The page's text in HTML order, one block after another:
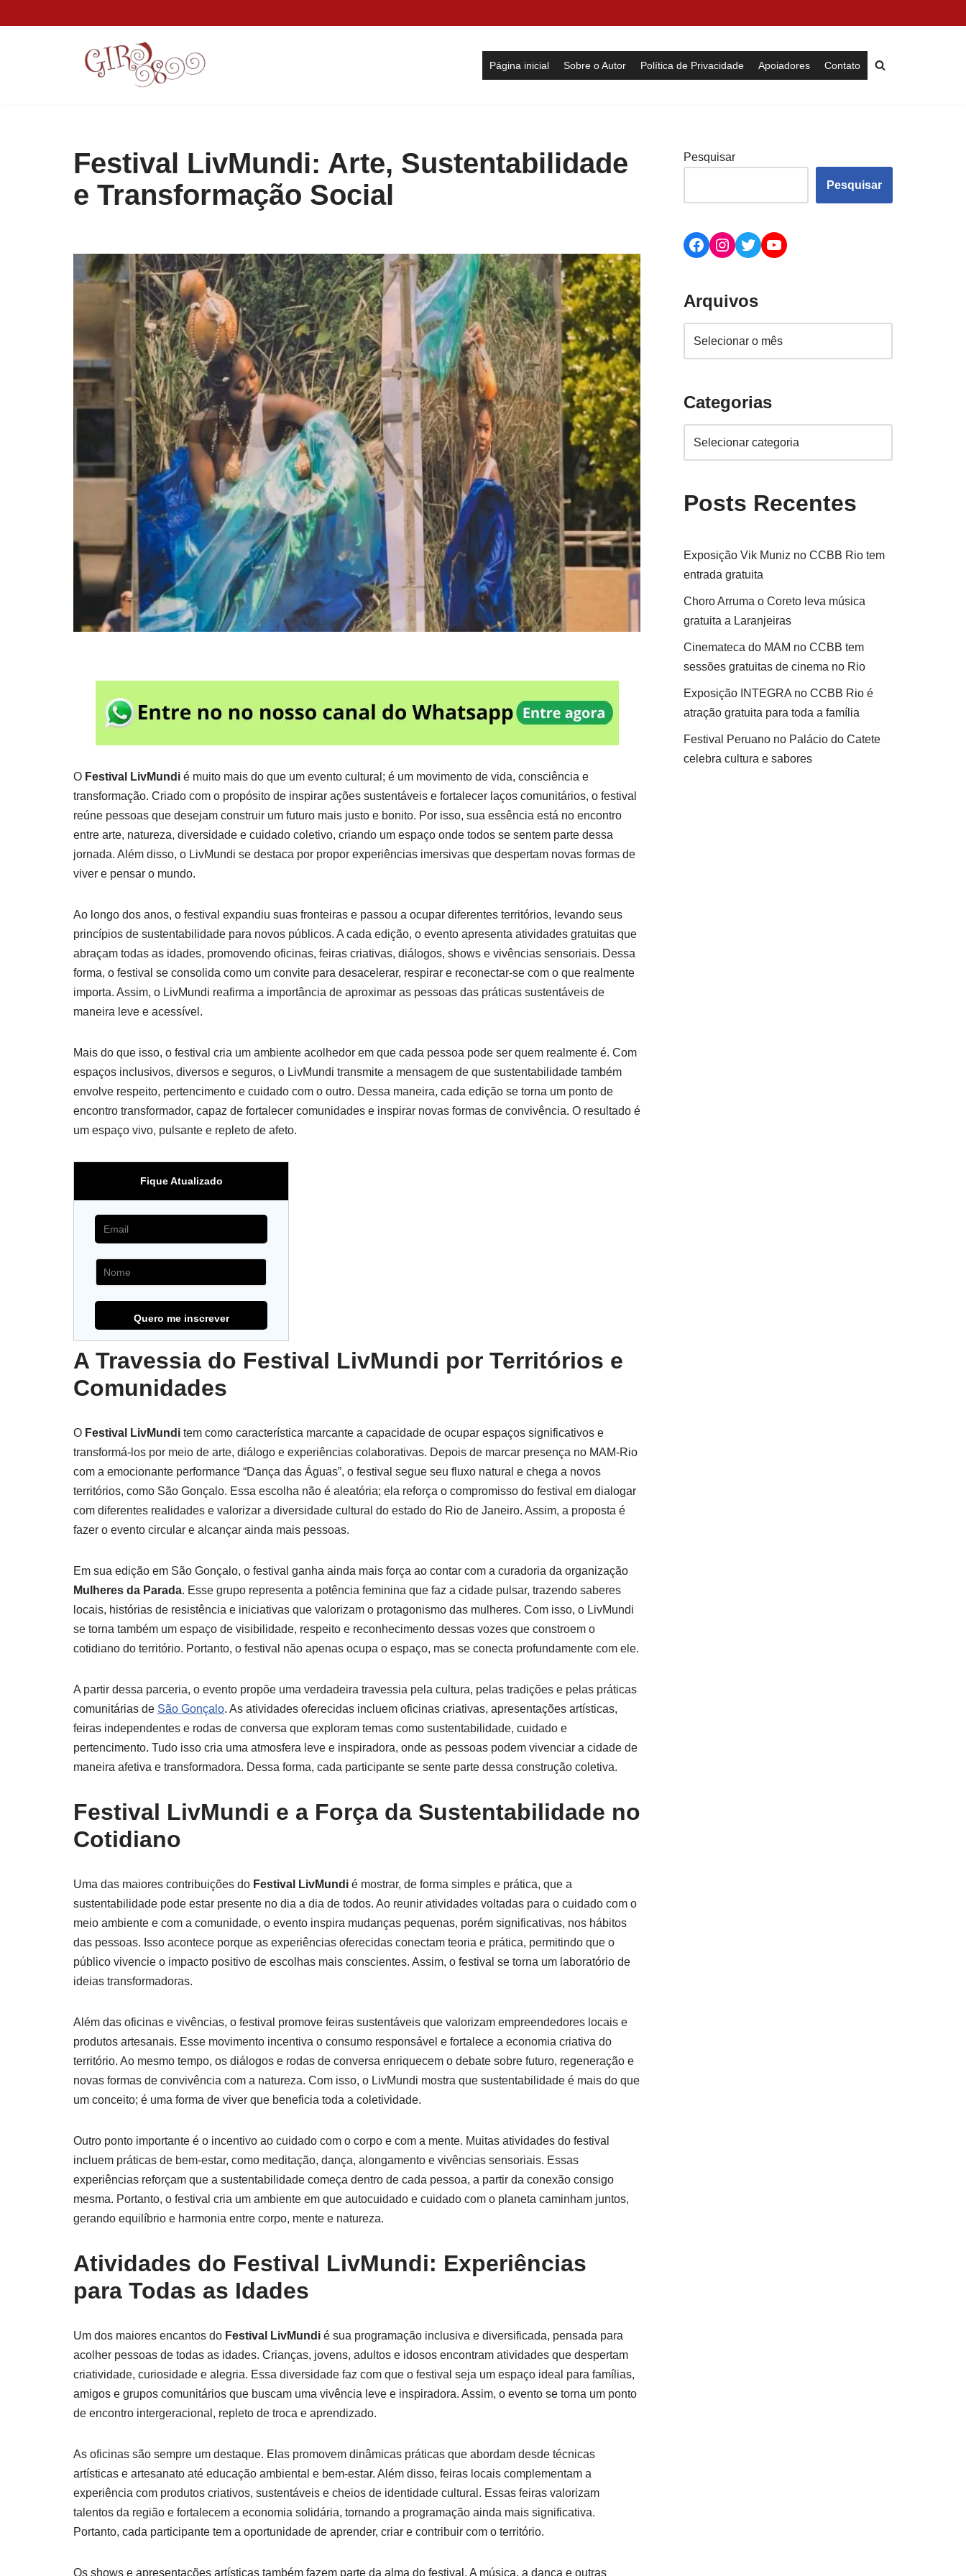
Página inicial Sobre o Autor Política de Privacidade Apoiadores Contato
Festival LivMundi: Arte, Sustentabilidade
e Transformação Social
O Festival LivMundi é muito mais do que um evento cultural; é um movimento de vida, consciência e
transformação. Criado com o propósito de inspirar ações sustentáveis e fortalecer laços comunitários, o festival
reúne pessoas que desejam construir um futuro mais justo e bonito. Por isso, sua essência está no encontro
entre arte, natureza, diversidade e cuidado coletivo, criando um espaço onde todos se sentem parte dessa
jornada. Além disso, o LivMundi se destaca por propor experiências imersivas que despertam novas formas de
viver e pensar o mundo.
Ao longo dos anos, o festival expandiu suas fronteiras e passou a ocupar diferentes territórios, levando seus
princípios de sustentabilidade para novos públicos. A cada edição, o evento apresenta atividades gratuitas que
abraçam todas as idades, promovendo oficinas, feiras criativas, diálogos, shows e vivências sensoriais. Dessa
forma, o festival se consolida como um convite para desacelerar, respirar e reconectar-se com o que realmente
importa. Assim, o LivMundi reafirma a importância de aproximar as pessoas das práticas sustentáveis de
maneira leve e acessível.
Mais do que isso, o festival cria um ambiente acolhedor em que cada pessoa pode ser quem realmente é. Com
espaços inclusivos, diversos e seguros, o LivMundi transmite a mensagem de que sustentabilidade também
envolve respeito, pertencimento e cuidado com o outro. Dessa maneira, cada edição se torna um ponto de
encontro transformador, capaz de fortalecer comunidades e inspirar novas formas de convivência. O resultado é
um espaço vivo, pulsante e repleto de afeto.
Fique Atualizado
A Travessia do Festival LivMundi por Territórios e
Comunidades
O Festival LivMundi tem como característica marcante a capacidade de ocupar espaços significativos e
transformá-los por meio de arte, diálogo e experiências colaborativas. Depois de marcar presença no MAM-Rio
com a emocionante performance “Dança das Águas”, o festival segue seu fluxo natural e chega a novos
territórios, como São Gonçalo. Essa escolha não é aleatória; ela reforça o compromisso do festival em dialogar
com diferentes realidades e valorizar a diversidade cultural do estado do Rio de Janeiro. Assim, a proposta é
fazer o evento circular e alcançar ainda mais pessoas.
Em sua edição em São Gonçalo, o festival ganha ainda mais força ao contar com a curadoria da organização
Mulheres da Parada. Esse grupo representa a potência feminina que faz a cidade pulsar, trazendo saberes
locais, histórias de resistência e iniciativas que valorizam o protagonismo das mulheres. Com isso, o LivMundi
se torna também um espaço de visibilidade, respeito e reconhecimento dessas vozes que constroem o
cotidiano do território. Portanto, o festival não apenas ocupa o espaço, mas se conecta profundamente com ele.
A partir dessa parceria, o evento propõe uma verdadeira travessia pela cultura, pelas tradições e pelas práticas
comunitárias de São Gonçalo. As atividades oferecidas incluem oficinas criativas, apresentações artísticas,
feiras independentes e rodas de conversa que exploram temas como sustentabilidade, cuidado e
pertencimento. Tudo isso cria uma atmosfera leve e inspiradora, onde as pessoas podem vivenciar a cidade de
maneira afetiva e transformadora. Dessa forma, cada participante se sente parte dessa construção coletiva.
Festival LivMundi e a Força da Sustentabilidade no
Cotidiano
Uma das maiores contribuições do Festival LivMundi é mostrar, de forma simples e prática, que a
sustentabilidade pode estar presente no dia a dia de todos. Ao reunir atividades voltadas para o cuidado com o
meio ambiente e com a comunidade, o evento inspira mudanças pequenas, porém significativas, nos hábitos
das pessoas. Isso acontece porque as experiências oferecidas conectam teoria e prática, permitindo que o
público vivencie o impacto positivo de escolhas mais conscientes. Assim, o festival se torna um laboratório de
ideias transformadoras.
Além das oficinas e vivências, o festival promove feiras sustentáveis que valorizam empreendedores locais e
produtos artesanais. Esse movimento incentiva o consumo responsável e fortalece a economia criativa do
território. Ao mesmo tempo, os diálogos e rodas de conversa enriquecem o debate sobre futuro, regeneração e
novas formas de convivência com a natureza. Com isso, o LivMundi mostra que sustentabilidade é mais do que
um conceito; é uma forma de viver que beneficia toda a coletividade.
Outro ponto importante é o incentivo ao cuidado com o corpo e com a mente. Muitas atividades do festival
incluem práticas de bem-estar, como meditação, dança, alongamento e vivências sensoriais. Essas
experiências reforçam que a sustentabilidade começa dentro de cada pessoa, a partir da conexão consigo
mesma. Portanto, o festival cria um ambiente em que autocuidado e cuidado com o planeta caminham juntos,
gerando equilíbrio e harmonia entre corpo, mente e natureza.
Atividades do Festival LivMundi: Experiências
para Todas as Idades
Um dos maiores encantos do Festival LivMundi é sua programação inclusiva e diversificada, pensada para
acolher pessoas de todas as idades. Crianças, jovens, adultos e idosos encontram atividades que despertam
criatividade, curiosidade e alegria. Essa diversidade faz com que o festival seja um espaço ideal para famílias,
amigos e grupos comunitários que buscam uma vivência leve e inspiradora. Assim, o evento se torna um ponto
de encontro intergeracional, repleto de troca e aprendizado.
As oficinas são sempre um destaque. Elas promovem dinâmicas práticas que abordam desde técnicas
artísticas e artesanato até educação ambiental e bem-estar. Além disso, feiras locais complementam a
experiência com produtos criativos, sustentáveis e cheios de identidade cultural. Essas feiras valorizam
talentos da região e fortalecem a economia solidária, tornando a programação ainda mais significativa.
Portanto, cada participante tem a oportunidade de aprender, criar e contribuir com o território.
Os shows e apresentações artísticas também fazem parte da alma do festival. A música, a dança e outras
Pesquisar
Pesquisar
Arquivos
Categorias
Posts Recentes
Exposição Vik Muniz no CCBB Rio tem
entrada gratuita
Choro Arruma o Coreto leva música
gratuita a Laranjeiras
Cinemateca do MAM no CCBB tem
sessões gratuitas de cinema no Rio
Exposição INTEGRA no CCBB Rio é
atração gratuita para toda a família
Festival Peruano no Palácio do Catete
celebra cultura e sabores